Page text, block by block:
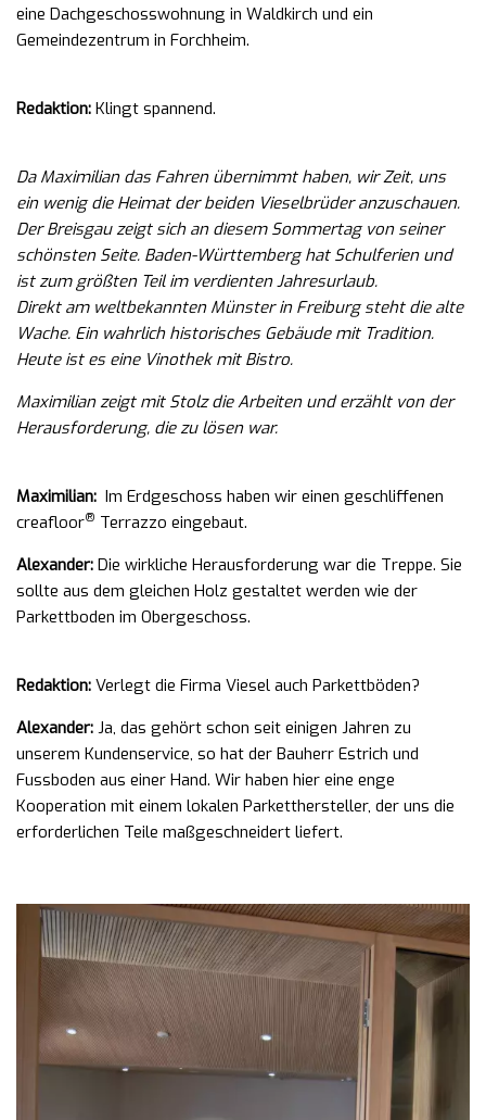
eine Dachgeschosswohnung in Waldkirch und ein
Gemeindezentrum in Forchheim.
Redaktion: Klingt spannend.
Da Maximilian das Fahren übernimmt haben, wir Zeit, uns
ein wenig die Heimat der beiden Vieselbrüder anzuschauen.
Der Breisgau zeigt sich an diesem Sommertag von seiner
schönsten Seite. Baden-Württemberg hat Schulferien und
ist zum größten Teil im verdienten Jahresurlaub.
Direkt am weltbekannten Münster in Freiburg steht die alte
Wache. Ein wahrlich historisches Gebäude mit Tradition.
Heute ist es eine Vinothek mit Bistro.
Maximilian zeigt mit Stolz die Arbeiten und erzählt von der
Herausforderung, die zu lösen war.
Maximilian: Im Erdgeschoss haben wir einen geschliffenen
creafloor® Terrazzo eingebaut.
Alexander: Die wirkliche Herausforderung war die Treppe. Sie
sollte aus dem gleichen Holz gestaltet werden wie der
Parkettboden im Obergeschoss.
Redaktion: Verlegt die Firma Viesel auch Parkettböden?
Alexander: Ja, das gehört schon seit einigen Jahren zu
unserem Kundenservice, so hat der Bauherr Estrich und
Fussboden aus einer Hand. Wir haben hier eine enge
Kooperation mit einem lokalen Parketthersteller, der uns die
erforderlichen Teile maßgeschneidert liefert.